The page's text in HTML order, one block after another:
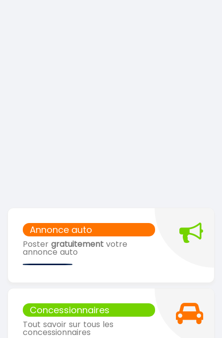
Annonce auto
Poster gratuitement votre
annonce auto
Concessionnaires
Tout savoir sur tous les
concessionnaires